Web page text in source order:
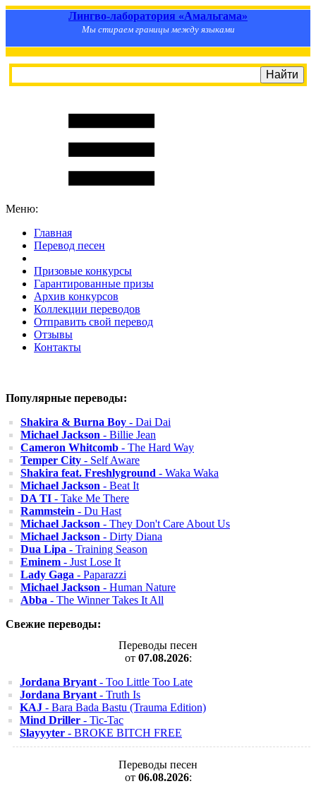
Лингво-лаборатория «Амальгама»
Мы стираем границы между языками
Меню:
Главная
Перевод песен
Призовые конкурсы
Гарантированные призы
Архив конкурсов
Коллекции переводов
Отправить свой перевод
Отзывы
Контакты
Популярные переводы:
Shakira & Burna Boy - Dai Dai
Michael Jackson - Billie Jean
Cameron Whitcomb - The Hard Way
Temper City - Self Aware
Shakira feat. Freshlyground - Waka Waka
Michael Jackson - Beat It
DA TI - Take Me There
Rammstein - Du Hast
Michael Jackson - They Don't Care About Us
Michael Jackson - Dirty Diana
Dua Lipa - Training Season
Eminem - Just Lose It
Lady Gaga - Paparazzi
Michael Jackson - Human Nature
Abba - The Winner Takes It All
Свежие переводы:
Переводы песен
от 07.08.2026:
Jordana Bryant - Too Little Too Late
Jordana Bryant - Truth Is
KAJ - Bara Bada Bastu (Trauma Edition)
Mind Driller - Tic-Tac
Slayyyter - BROKE BITCH FREE
Переводы песен
от 06.08.2026: